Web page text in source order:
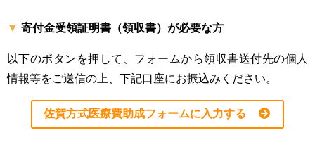
寄付金受領証明書（領収書）が必要な方
以下のボタンを押して、フォームから領収書送付先の個人
情報等をご送信の上、下記口座にお振込みください。
佐賀方式医療費助成フォームに入力する